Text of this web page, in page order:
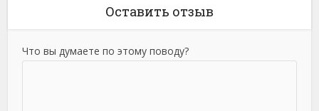
Оставить отзыв
Что вы думаете по этому поводу?